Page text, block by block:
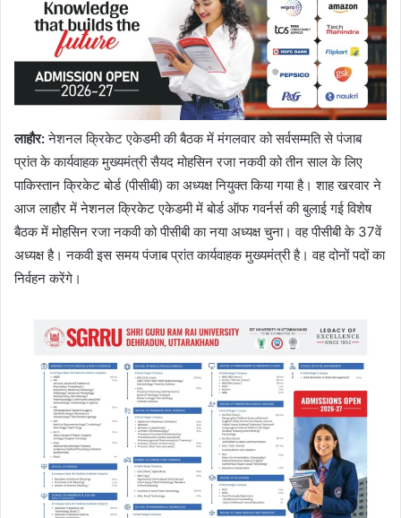
लाहौर:नेशनल क्रिकेट एकेडमी की बैठक में मंगलवार को सर्वसम्मति से पंजाब
प्रांत के कार्यवाहक मुख्यमंत्री सैयद मोहसिन रजा नकवी को तीन साल के लिए
पाकिस्तान क्रिकेट बोर्ड (पीसीबी) का अध्यक्ष नियुक्त किया गया है। शाह खरवार ने
आज लाहौर में नेशनल क्रिकेट एकेडमी में बोर्ड ऑफ गवर्नर्स की बुलाई गई विशेष
बैठक में मोहसिन रजा नकवी को पीसीबी का नया अध्यक्ष चुना। वह पीसीबी के 37वें
अध्यक्ष है। नकवी इस समय पंजाब प्रांत कार्यवाहक मुख्‍यमंत्री है। वह दोनों पदों का
निर्वहन करेंगे।